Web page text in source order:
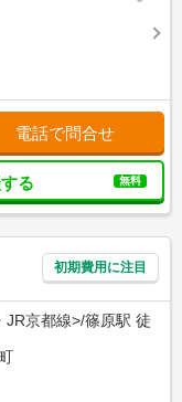
電話で問合せ
る 無料
初期費用に注目
JR京都線>/篠原駅 徒